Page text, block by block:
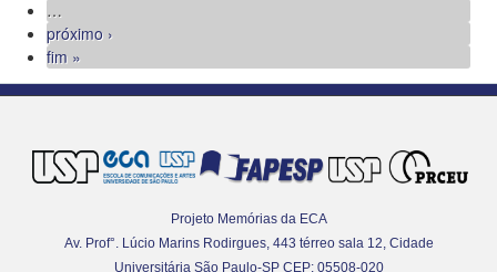
…
próximo ›
fim »
Projeto Memórias da ECA
Av. Prof°. Lúcio Marins Rodirgues, 443 térreo sala 12, Cidade
Universitária São Paulo-SP CEP: 05508-020